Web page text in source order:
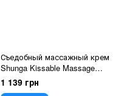
Съедобный массажный крем
Shunga Kissable Massage
Cream – Raspberry Feeling (200
мл)
1 139 грн